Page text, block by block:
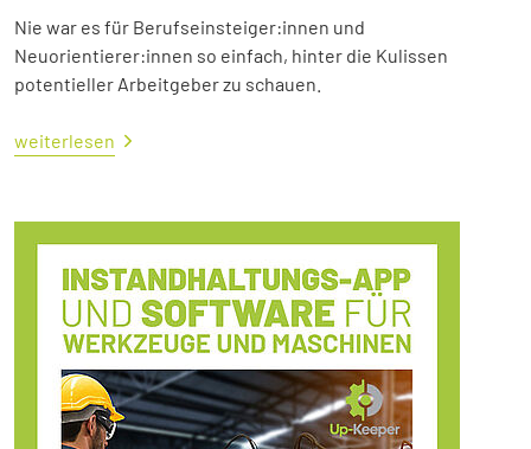
Nie war es für Berufseinsteiger:innen und
Neuorientierer:innen so einfach, hinter die Kulissen
potentieller Arbeitgeber zu schauen.
weiterlesen